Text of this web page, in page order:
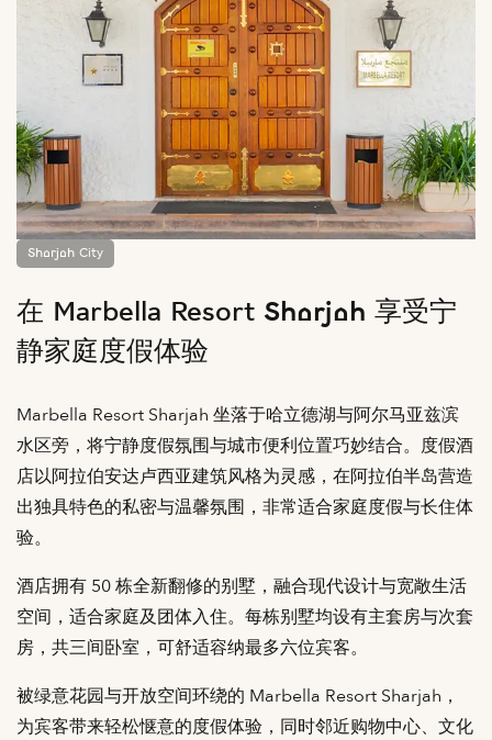
Sharjah City
在 Marbella Resort Sharjah 享受宁
静家庭度假体验
Marbella Resort Sharjah 坐落于哈立德湖与阿尔马亚兹滨
水区旁，将宁静度假氛围与城市便利位置巧妙结合。度假酒
店以阿拉伯安达卢西亚建筑风格为灵感，在阿拉伯半岛营造
出独具特色的私密与温馨氛围，非常适合家庭度假与长住体
验。
酒店拥有 50 栋全新翻修的别墅，融合现代设计与宽敞生活
空间，适合家庭及团体入住。每栋别墅均设有主套房与次套
房，共三间卧室，可舒适容纳最多六位宾客。
被绿意花园与开放空间环绕的 Marbella Resort Sharjah，
为宾客带来轻松惬意的度假体验，同时邻近购物中心、文化